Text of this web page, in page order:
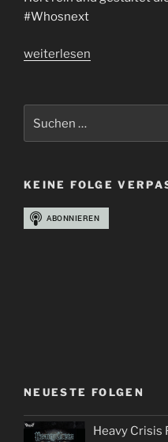
#Whosnext
„Folge
Metal
Zone
weiterlesen
nach:
KEINE FOLGE
NEUESTE FOLGEN
Heavy Crisis